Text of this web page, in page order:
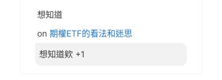
想知道
on 期權ETF的看法和迷思
想知道欸 +1